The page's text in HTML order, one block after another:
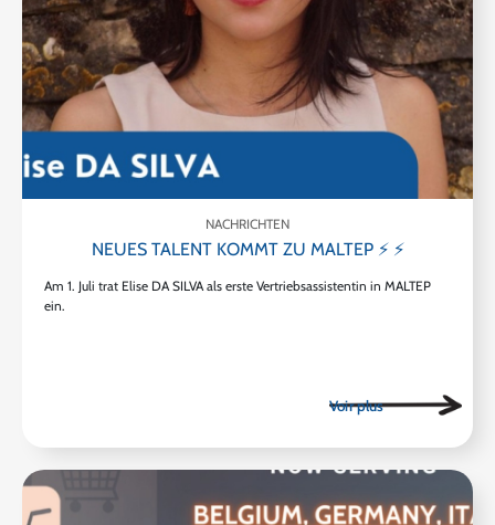
NACHRICHTEN
NEUES TALENT KOMMT ZU MALTEP ⚡ ⚡
Am 1. Juli trat Elise DA SILVA als erste Vertriebsassistentin in MALTEP
ein.